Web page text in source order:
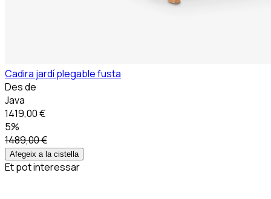
Cadira jardí plegable fusta
Des de
Java
1419,00 €
5%
1489,00 €
Afegeix a la cistella
Et pot interessar